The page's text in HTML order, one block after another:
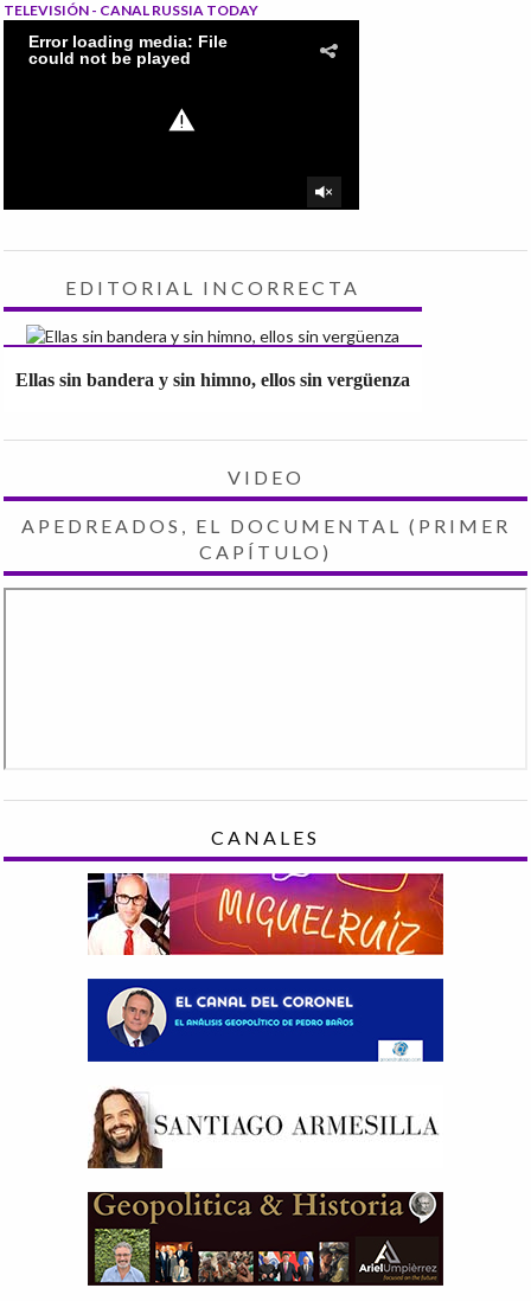
TELEVISIÓN - CANAL RUSSIA TODAY
EDITORIAL INCORRECTA
Ellas sin bandera y sin himno, ellos sin vergüenza
VIDEO
APEDREADOS, EL DOCUMENTAL (PRIMER
CAPÍTULO)
CANALES